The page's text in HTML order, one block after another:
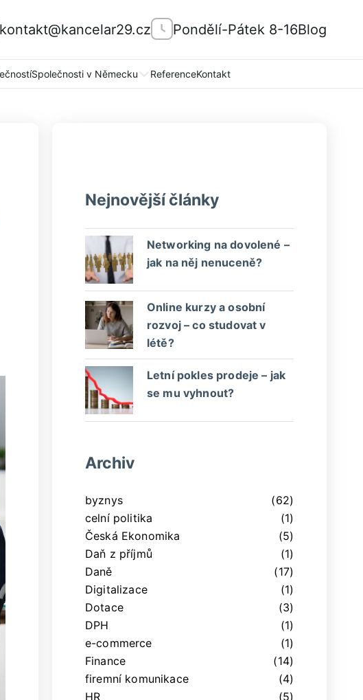
kontakt@kancelar29.cz Pondělí-Pátek 8-16Blog
Společnosti v Německu ReferenceKontakt
Nejnovější články
Networking na dovolené –
jak na něj nenuceně?
Online kurzy a osobní
rozvoj – co studovat v
létě?
Letní pokles prodeje – jak
se mu vyhnout?
Archiv
byznys
(62)
celní politika
(1)
Česká Ekonomika
(5)
Daň z příjmů
(1)
Daně
(17)
Digitalizace
(1)
Dotace
(3)
DPH
(1)
e-commerce
(1)
Finance
(14)
firemní komunikace
(4)
HR
(5)